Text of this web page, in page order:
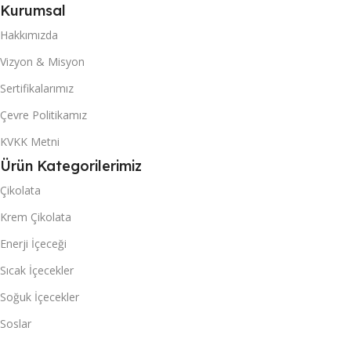
40 DC KONTEYNER
MARKA
KUTU & (POŞET) İÇI ADET
Kurumsal
Hakkımızda
Vizyon & Misyon
Sertifikalarımız
Çevre Politikamız
KVKK Metni
Ürün Kategorilerimiz
Çikolata
Krem Çikolata
Enerji İçeceği
Sıcak İçecekler
Soğuk İçecekler
Soslar